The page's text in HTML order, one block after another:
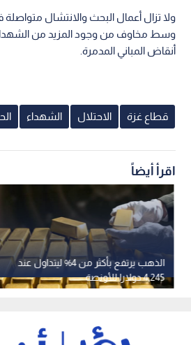
ولا تزال أعمال البحث والانتشال
وسط مخاوف من وجود المزيد من
أنقاض المباني المدمرة.
قطاع غزة الاحتلال الشهداء
اقرأ أيضاً
الذهب يرتفع بأكثر من 4% ليتداول عند
4,245 دولارا للأونصة